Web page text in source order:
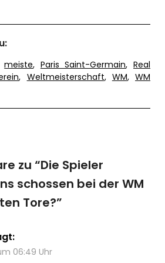
meiste, Paris Saint-Germain,Real
, Weltmeisterschaft, WM,WM
zu “Die Spieler
schossen bei der WM
Tore?”
06:49 Uhr